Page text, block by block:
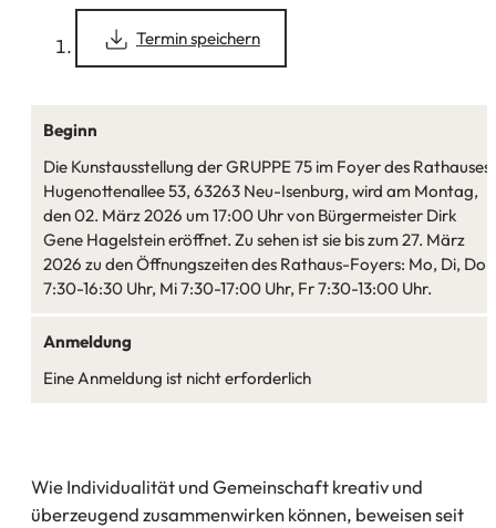
Termin speichern
(Öffnet
Tab)
Beginn
Die Kunstausstellung der GRUPPE 75 im Foyer des Rathauses,
Hugenottenallee 53, 63263 Neu-Isenburg, wird am Montag,
den 02. März 2026 um 17:00 Uhr von Bürgermeister Dirk
Gene Hagelstein eröffnet. Zu sehen ist sie bis zum 27. März
2026 zu den Öffnungszeiten des Rathaus-Foyers: Mo, Di, Do:
7:30-16:30 Uhr, Mi 7:30-17:00 Uhr, Fr 7:30-13:00 Uhr.
Anmeldung
Eine Anmeldung ist nicht erforderlich
Wie Individualität und Gemeinschaft kreativ und
überzeugend zusammenwirken können, beweisen seit